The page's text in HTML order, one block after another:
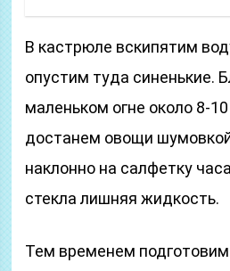
В кастрюле вскипятим
опустим туда синенькие.
маленьком огне около 8-
достанем овощи
наклонно на салфетку
стекла лишняя жидкость.
Тем временем